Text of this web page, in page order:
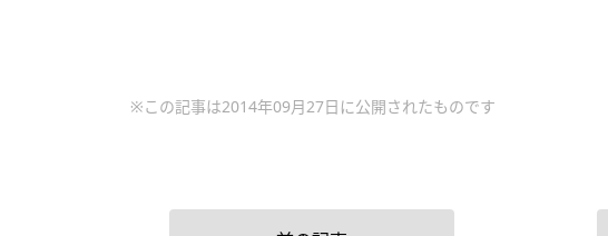
※この記事は2014年09月27日に公開されたものです